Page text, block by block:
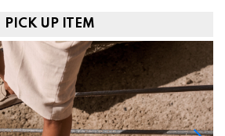
PICK UP ITEM